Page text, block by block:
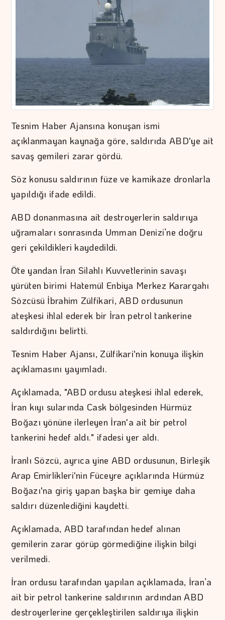
Tesnim Haber Ajansına konuşan ismi
açıklanmayan kaynağa göre, saldırıda ABD'ye ait
savaş gemileri zarar gördü.
Söz konusu saldırının füze ve kamikaze dronlarla
yapıldığı ifade edildi.
ABD donanmasına ait destroyerlerin saldırıya
uğramaları sonrasında Umman Denizi’ne doğru
geri çekildikleri kaydedildi.
Öte yandan İran Silahlı Kuvvetlerinin savaşı
yürüten birimi Hatemül Enbiya Merkez Karargahı
Sözcüsü İbrahim Zülfikari, ABD ordusunun
ateşkesi ihlal ederek bir İran petrol tankerine
saldırdığını belirtti.
Tesnim Haber Ajansı, Zülfikari'nin konuya ilişkin
açıklamasını yayımladı.
Açıklamada, "ABD ordusu ateşkesi ihlal ederek,
İran kıyı sularında Cask bölgesinden Hürmüz
Boğazı yönüne ilerleyen İran'a ait bir petrol
tankerini hedef aldı." ifadesi yer aldı.
İranlı Sözcü, ayrıca yine ABD ordusunun, Birleşik
Arap Emirlikleri'nin Füceyre açıklarında Hürmüz
Boğazı'na giriş yapan başka bir gemiye daha
saldırı düzenlediğini kaydetti.
Açıklamada, ABD tarafından hedef alınan
gemilerin zarar görüp görmediğine ilişkin bilgi
verilmedi.
İran ordusu tarafından yapılan açıklamada, İran’a
ait bir petrol tankerine saldırının ardından ABD
destroyerlerine gerçekleştirilen saldırıya ilişkin